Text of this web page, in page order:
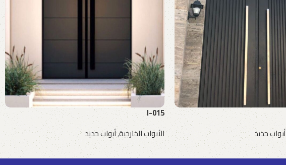
أبواب حديد
I-015
الأبواب الخارجية,أبواب حديد
طلب عرض سعر